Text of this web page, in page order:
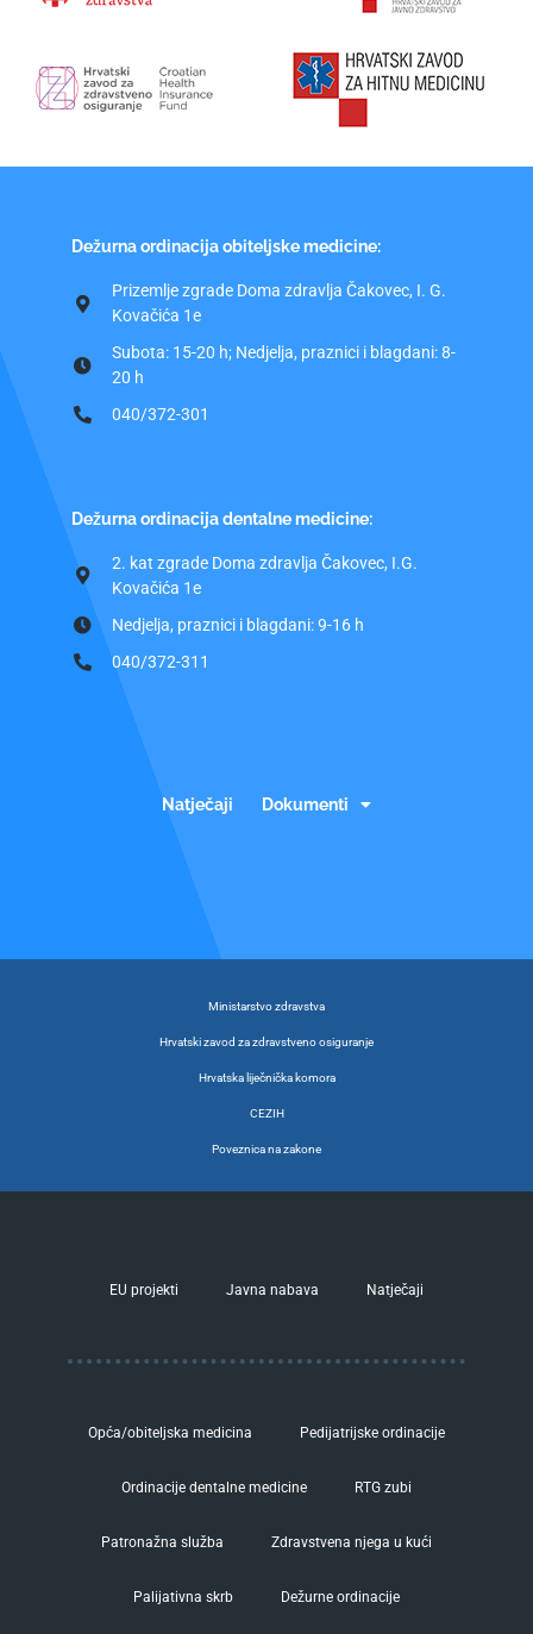
Dežurna ordinacija obiteljske medicine:
Prizemlje zgrade Doma zdravlja Čakovec, I. G.
Kovačića 1e
Subota: 15-20 h; Nedjelja, praznici i blagdani: 8-
20 h
040/372-301
Dežurna ordinacija dentalne medicine:
2. kat zgrade Doma zdravlja Čakovec, I.G.
Kovačića 1e
Nedjelja, praznici i blagdani: 9-16 h
040/372-311
Natječaji Dokumenti
Ministarstvo zdravstva
Hrvatski zavod za zdravstveno osiguranje
Hrvatska liječnička komora
CEZIH
Poveznica na zakone
EU projekti Javna nabava Natječaji
Opća/obiteljska medicina Pedijatrijske ordinacije
Ordinacije dentalne medicine RTG zubi
Patronažna služba Zdravstvena njega u kući
Palijativna skrb Dežurne ordinacije